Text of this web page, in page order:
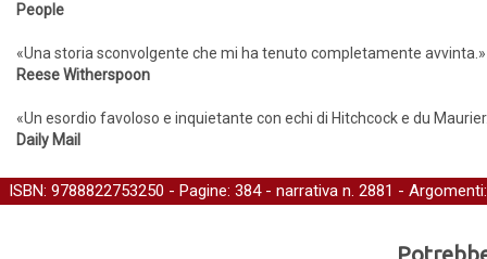
People
«Una storia sconvolgente che mi ha tenuto completamente avvinta.»
Reese Witherspoon
«Un esordio favoloso e inquietante con echi di Hitchcock e du
Daily Mail
ISBN: 9788822753250 - Pagine: 384 - narrativa n. 2881 -